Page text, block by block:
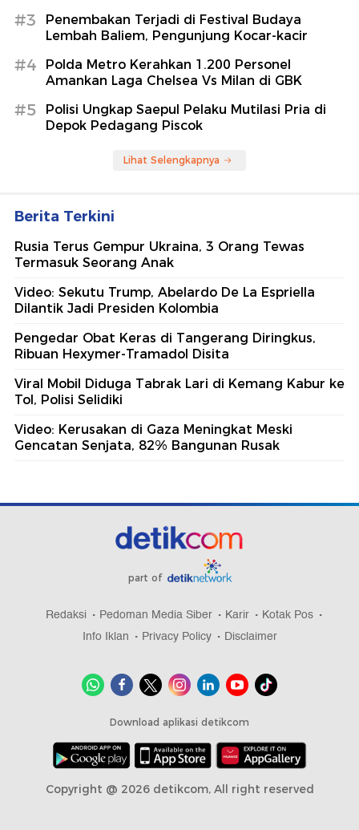
#3
Penembakan Terjadi di Festival Budaya
Lembah Baliem, Pengunjung Kocar-kacir
#4
Polda Metro Kerahkan 1.200 Personel
Amankan Laga Chelsea Vs Milan di GBK
#5
Polisi Ungkap Saepul Pelaku Mutilasi Pria di
Depok Pedagang Piscok
Lihat Selengkapnya
Berita Terkini
Rusia Terus Gempur Ukraina, 3 Orang Tewas
Termasuk Seorang Anak
Video: Sekutu Trump, Abelardo De La Espriella
Dilantik Jadi Presiden Kolombia
Pengedar Obat Keras di Tangerang Diringkus,
Ribuan Hexymer-Tramadol Disita
Viral Mobil Diduga Tabrak Lari di Kemang Kabur ke
Tol, Polisi Selidiki
Video: Kerusakan di Gaza Meningkat Meski
Gencatan Senjata, 82% Bangunan Rusak
part of
Redaksi Pedoman Media Siber Karir
Kotak Pos
Info Iklan
Privacy Policy Disclaimer
Download aplikasi detikcom
Copyright @ 2026 detikcom, All right reserved